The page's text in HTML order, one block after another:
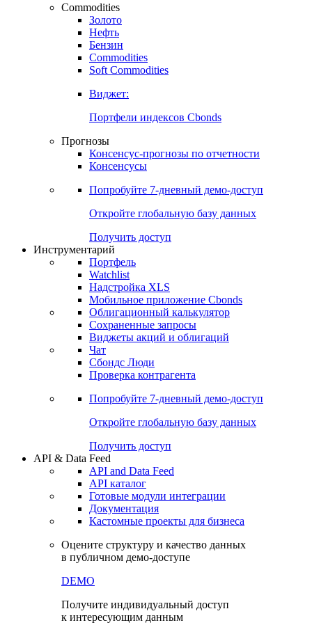
Commodities
Золото
Нефть
Бензин
Commodities
Soft Commodities
Виджет:
Портфели индексов Cbonds
Прогнозы
Консенсус-прогнозы по отчетности
Консенсусы
Попробуйте 7-дневный демо-доступ
Откройте глобальную базу данных
Получить доступ
Инструментарий
Портфель
Watchlist
Надстройка XLS
Мобильное приложение Cbonds
Облигационный калькулятор
Сохраненные запросы
Виджеты акций и облигаций
Чат
Сбондс Люди
Проверка контрагента
Попробуйте 7-дневный демо-доступ
Откройте глобальную базу данных
Получить доступ
API & Data Feed
API and Data Feed
API каталог
Готовые модули интеграции
Документация
Кастомные проекты для бизнеса
Оцените структуру и качество данных
в публичном демо-доступе
DEMO
Получите индивидуальный доступ
к интересующим данным